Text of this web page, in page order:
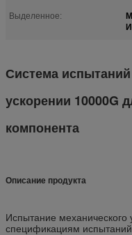
Выделенное:
Система
ускорении 10000G
компонента
Описание продукта
Испытание механического
спецификациям